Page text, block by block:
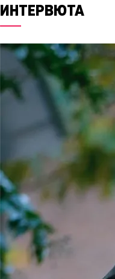
ИНТЕРВЮТА